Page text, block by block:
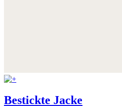
Bestickte Jacke